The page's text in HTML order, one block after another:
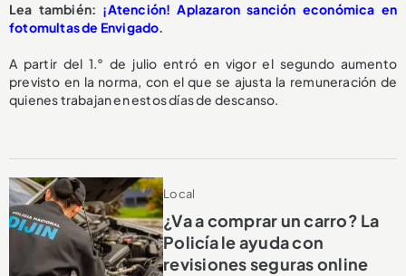
Lea también: ¡Atención! Aplazaron sanción económica en
fotomultas de Envigado.
A partir del 1.° de julio entró en vigor el segundo aumento
previsto en la norma, con el que se ajusta la remuneración de
quienes trabajan en estos días de descanso.
Local
¿Va a comprar un carro? La
Policía le ayuda con
revisiones seguras online